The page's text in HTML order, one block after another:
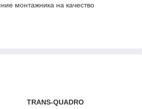
монтажника на качество
TRANS-QUADRO